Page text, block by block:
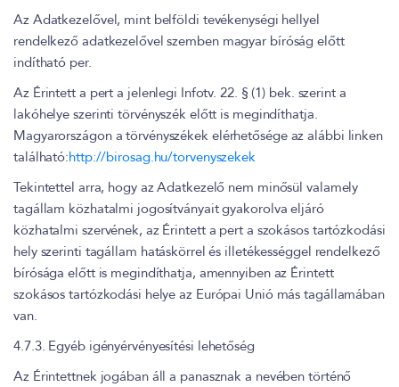
Az Adatkezelővel, mint belföldi tevékenységi hellyel
rendelkező adatkezelővel szemben magyar bíróság előtt
indítható per.
Az Érintett a pert a jelenlegi Infotv. 22. § (1) bek. szerint a
lakóhelye szerinti törvényszék előtt is megindíthatja.
Magyarországon a törvényszékek elérhetősége az alábbi linken
található:http://birosag.hu/torvenyszekek
Tekintettel arra, hogy az Adatkezelő nem minősül valamely
tagállam közhatalmi jogosítványait gyakorolva eljáró
közhatalmi szervének, az Érintett a pert a szokásos tartózkodási
hely szerinti tagállam hatáskörrel és illetékességgel rendelkező
bírósága előtt is megindíthatja, amennyiben az Érintett
szokásos tartózkodási helye az Európai Unió más tagállamában
van.
4.7.3. Egyéb igényérvényesítési lehetőség
Az Érintettnek jogában áll a panasznak a nevében történő